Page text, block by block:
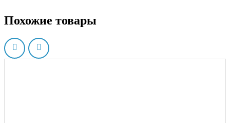
Похожие товары